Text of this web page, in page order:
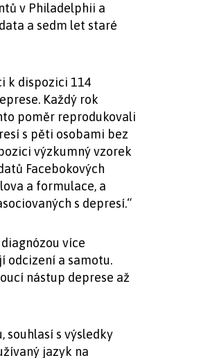
v Philadelphii a
a sedm let staré
k dispozici 114
Každý rok
poměr reprodukovali
s pěti osobami bez
výzkumný vzorek
Facebokových
a formulace, a
s depresí.“
více
odcizení a samotu.
nástup deprese až
souhlasí s výsledky
jazyk na